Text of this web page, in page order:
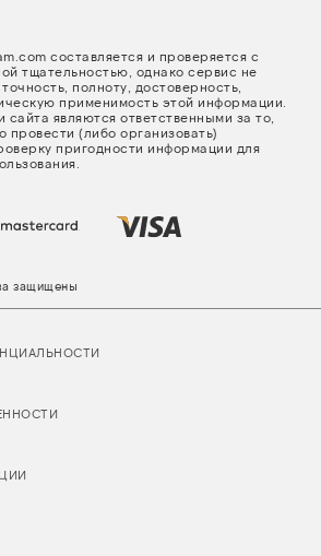
составляется и проверяется с
тщательностью, однако сервис не
полноту, достоверность,
применимость этой информации.
сайта являются ответственными за то,
провести (либо организовать)
пригодности информации для
защищены